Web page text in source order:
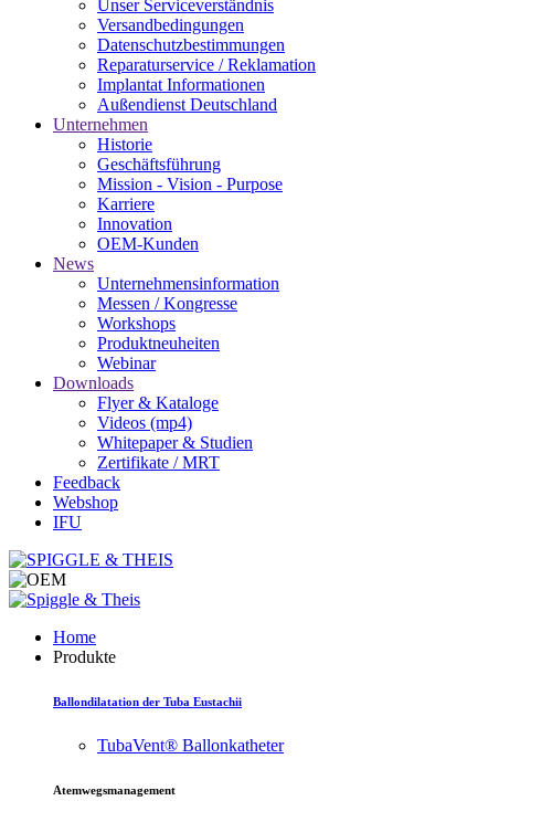
Unser Serviceverständnis
Versandbedingungen
Datenschutzbestimmungen
Reparaturservice / Reklamation
Implantat Informationen
Außendienst Deutschland
Unternehmen
Historie
Geschäftsführung
Mission - Vision - Purpose
Karriere
Innovation
OEM-Kunden
News
Unternehmensinformation
Messen / Kongresse
Workshops
Produktneuheiten
Webinar
Downloads
Flyer & Kataloge
Videos (mp4)
Whitepaper & Studien
Zertifikate / MRT
Feedback
Webshop
IFU
Home
Produkte
Ballondilatation der Tuba Eustachii
TubaVent® Ballonkatheter
Atemwegsmanagement